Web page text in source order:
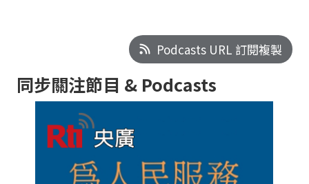
Podcasts URL 訂閱複製
同步關注節目 & Podcasts